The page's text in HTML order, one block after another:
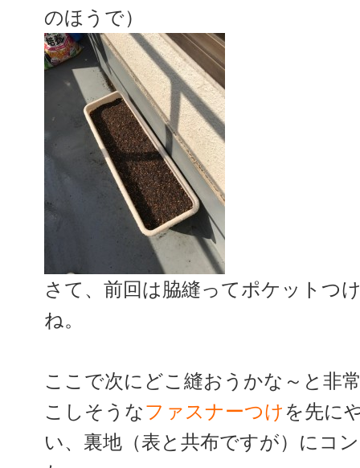
のほうで）
さて、前回は脇縫ってポケットつ
ね。
ここで次にどこ縫おうかな～と非
こしそうなファスナーつけを先に
い、裏地（表と共布ですが）にコ